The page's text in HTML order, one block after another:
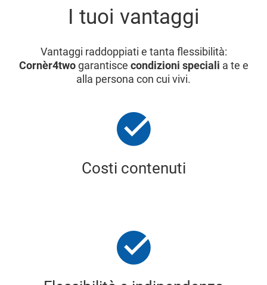
I tuoi vantaggi
Vantaggi raddoppiati e tanta flessibilità:
Cornèr4twogarantisce condizioni speciali a te e
alla persona con cui vivi.
Costi contenuti